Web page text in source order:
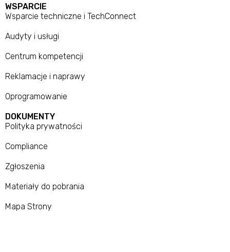
WSPARCIE
Wsparcie techniczne i TechConnect
Audyty i usługi
Centrum kompetencji
Reklamacje i naprawy
Oprogramowanie
DOKUMENTY
Polityka prywatności
Compliance
Zgłoszenia
Materiały do pobrania
Mapa Strony